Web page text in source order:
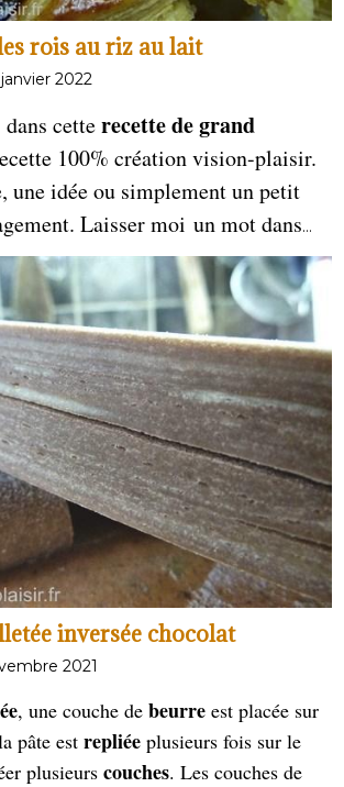
rois au riz au lait
2022
dans cetterecette de grand
100% création vision-plaisir.
une idée ou simplement un petit
Laisser moi un mot dans
La recette de galette avec un
laitcollé au jaunes d'oeufs. Le
vision-plaisir. Lapâte
couches de pâte et de beurre sont
etdéroulées à nouveau, créant
couches. Ce processus est répété
, ce qui donne une pâte composée
couchesdélicates et feuilletées.
inversée chocolat
2021
, une couche de beurre est placée sur
pâte est repliée plusieurs fois sur le
plusieurs couches. Les couches de